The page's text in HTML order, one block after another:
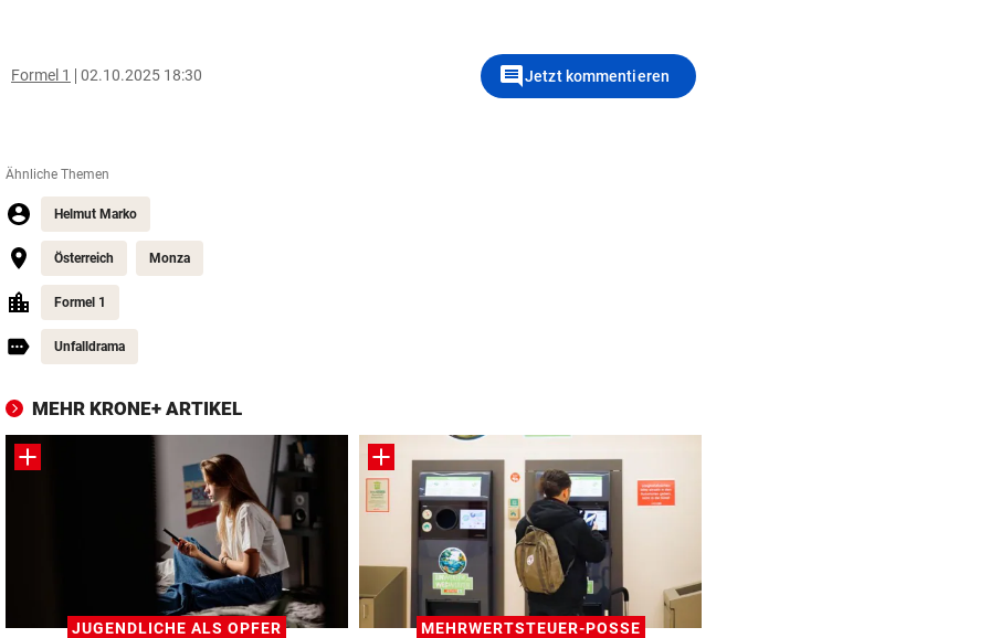
Formel 1 02.10.2025 18:30 commentJetzt kommentieren
Ähnliche Themen
Helmut Marko
Österreich Monza
Formel 1
Unfalldrama
MEHR KRONE+ ARTIKEL
JUGENDLICHE ALS OPFER MEHRWERTSTEUER-POSSE